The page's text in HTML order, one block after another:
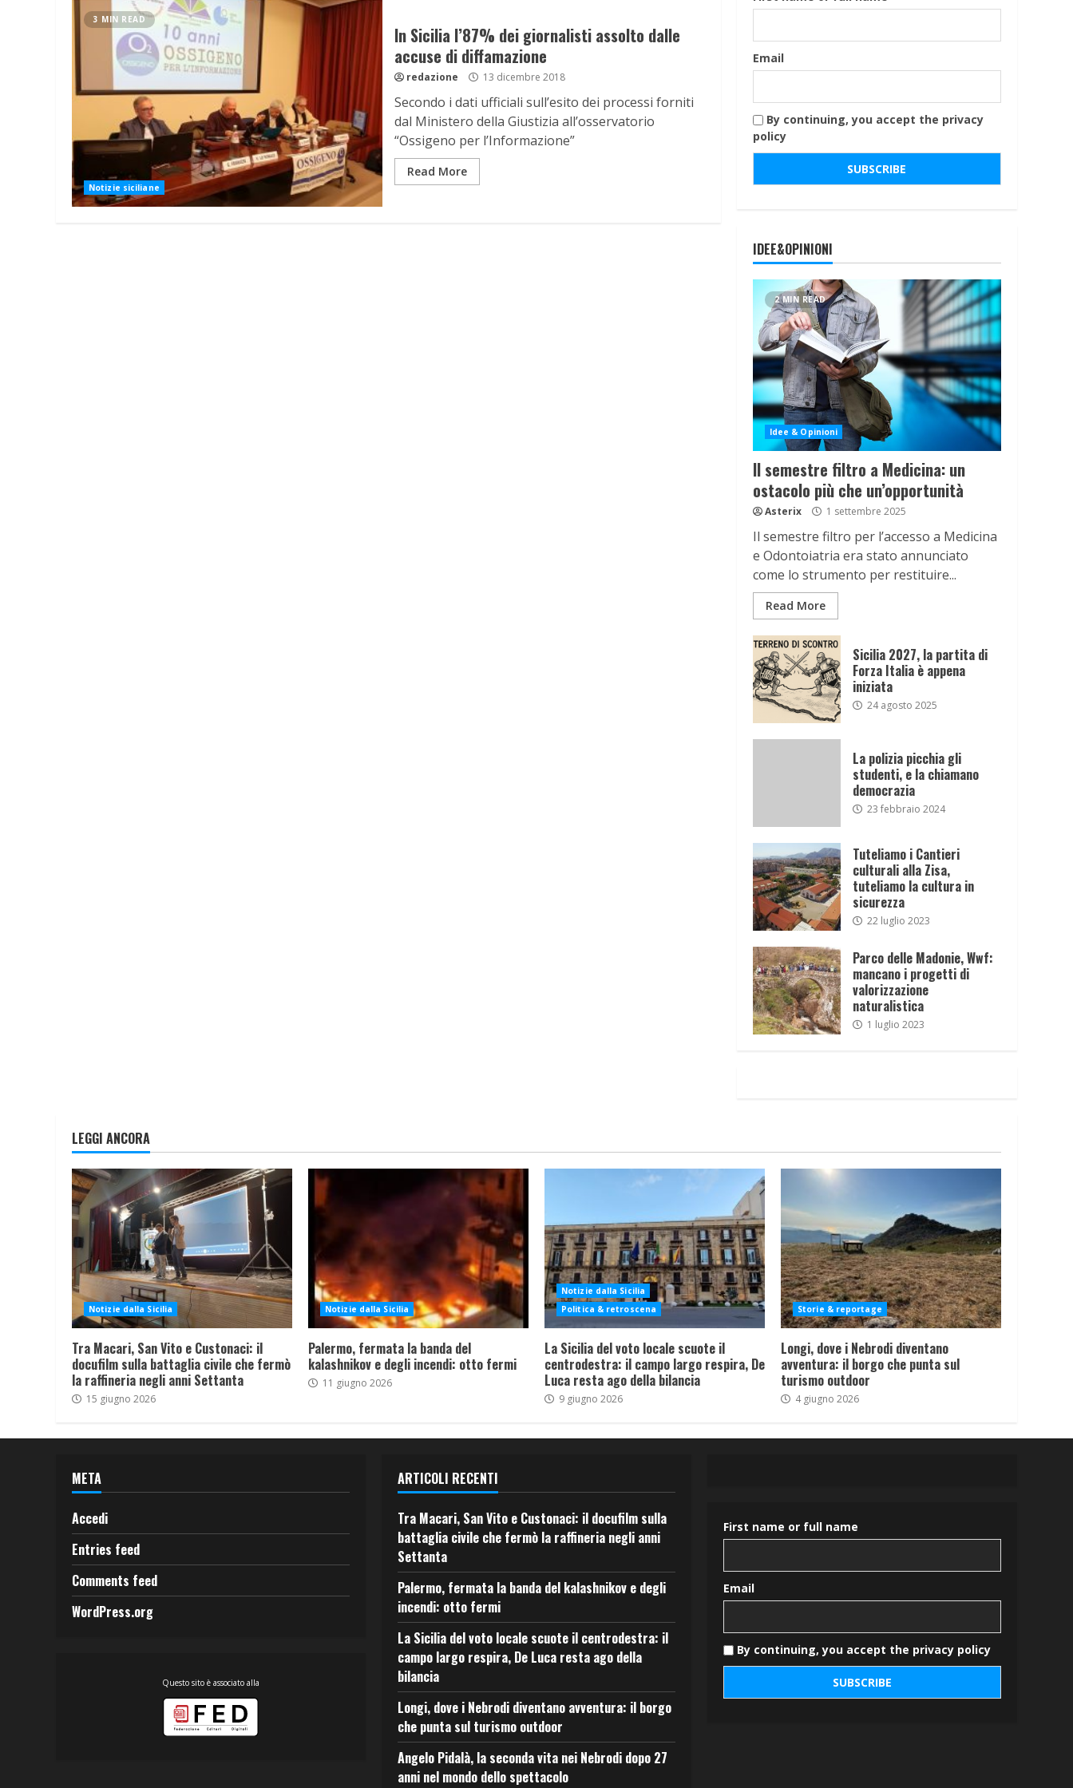
3 MIN READ
Notizie siciliane
In Sicilia l’87% dei giornalisti assolto dalle
accuse di diffamazione
redazione 13 dicembre 2018
Secondo i dati ufficiali sull’esito dei processi forniti
dal Ministero della Giustizia all’osservatorio
“Ossigeno per l’Informazione”
Read More
Email
By continuing, you accept the privacy
policy
IDEE&OPINIONI
2 MIN READ
Idee & Opinioni
Il semestre filtro a Medicina: un
ostacolo più che un’opportunità
Asterix 1 settembre 2025
Il semestre filtro per l’accesso a Medicina
e Odontoiatria era stato annunciato
come lo strumento per restituire...
Read More
Sicilia 2027, la partita di
Forza Italia è appena
iniziata
24 agosto 2025
La polizia picchia gli
studenti, e la chiamano
democrazia
23 febbraio 2024
Tuteliamo i Cantieri
culturali alla Zisa,
tuteliamo la cultura in
sicurezza
22 luglio 2023
Parco delle Madonie, Wwf:
mancano i progetti di
valorizzazione
naturalistica
1 luglio 2023
LEGGI ANCORA
Notizie dalla Sicilia
Tra Macari, San Vito e Custonaci: il
docufilm sulla battaglia civile che fermò
la raffineria negli anni Settanta
15 giugno 2026
Notizie dalla Sicilia
Palermo, fermata la banda del
kalashnikov e degli incendi: otto fermi
11 giugno 2026
Notizie dalla Sicilia
Politica & retroscena
La Sicilia del voto locale scuote il
centrodestra: il campo largo respira, De
Luca resta ago della bilancia
9 giugno 2026
Storie & reportage
Longi, dove i Nebrodi diventano
avventura: il borgo che punta sul
turismo outdoor
4 giugno 2026
META
Accedi
Entries feed
Comments feed
WordPress.org
Questo sito è associato alla
ARTICOLI RECENTI
Tra Macari, San Vito e Custonaci: il docufilm sulla
battaglia civile che fermò la raffineria negli anni
Settanta
Palermo, fermata la banda del kalashnikov e degli
incendi: otto fermi
La Sicilia del voto locale scuote il centrodestra: il
campo largo respira, De Luca resta ago della
bilancia
Longi, dove i Nebrodi diventano avventura: il borgo
che punta sul turismo outdoor
Angelo Pidalà, la seconda vita nei Nebrodi dopo 27
anni nel mondo dello spettacolo
First name or full name
Email
By continuing, you accept the privacy policy